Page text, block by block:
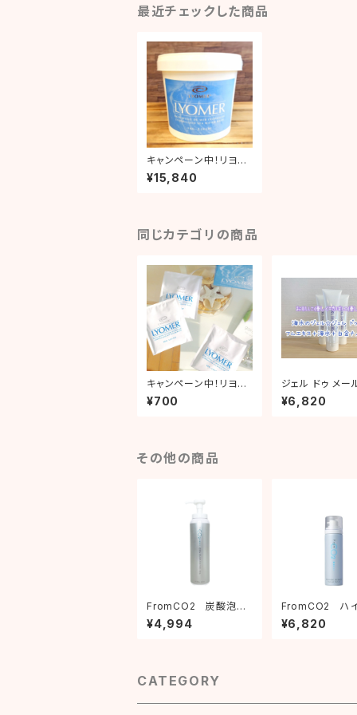
最近チェックした商品
キャンペーン中！リヨメ
ールロゼ1kg / フランス
発祥のタラソテラピー！
¥15,840
同じカテゴリの商品
キャンペーン中！リヨメ
ールロゼ40g / フラン
ス発祥のタラソテラピ
¥700
ジェル ドゥ メー
¥6,820
その他の商品
FromCO2 炭酸泡ク
レンジングオイル 120g
¥4,994
FromCO2 ハ
イティングクリ
酸クリーム) 40
¥6,820
CATEGORY